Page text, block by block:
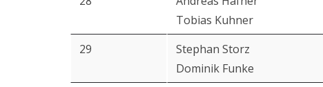
Tobias Kuhner
29
Stephan Storz
Dominik Funke